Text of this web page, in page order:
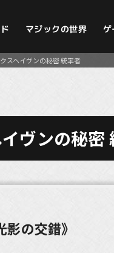
マジックの世界 ゲ
スヘイヴンの秘密 統率者
イヴンの秘
影の交錯》